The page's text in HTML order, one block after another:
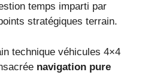
temps imparti par
stratégiques terrain.
technique véhicules 4×4
navigation pure